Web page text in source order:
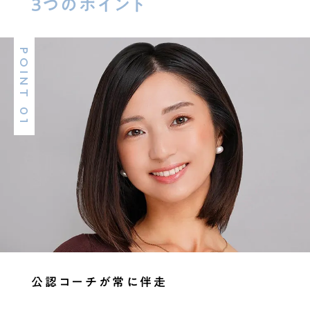
3つのポイント
POINT 01
公認コーチが常に伴走